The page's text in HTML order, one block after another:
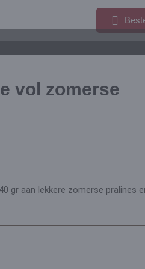
vol zomerse
gr aan lekkere zomerse pralines